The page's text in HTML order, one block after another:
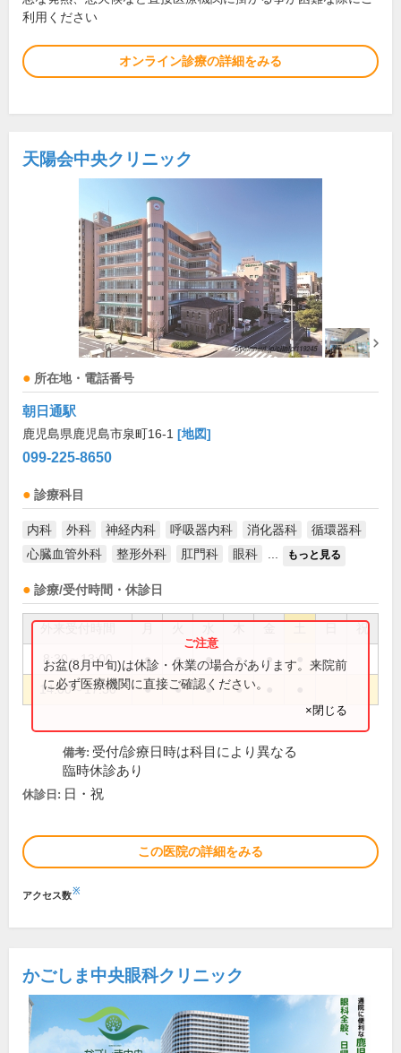
利用ください
オンライン診療の詳細をみる
天陽会中央クリニック
所在地・電話番号
朝日通駅
鹿児島県鹿児島市泉町16-1 [地図]
099-225-8650
診療科目
内科 外科 神経内科 呼吸器内科 消化器科
循環器科
心臓血管外科
整形外科 肛門科 眼科 もっと見る
診療/受付時間・休診日
祝
8:30～13:00 ● ● ● ● ●
14:00～17:30 ● ● ● ●
お盆(8月中旬)は休診・休業の場合があります。来院前
に必ず医療機関に直接ご確認ください。
×閉じる
備考: 受付/診療日時は科目により異なる
臨時休診あり
休診日: 日・祝
この医院の詳細をみる
アクセス数※
かごしま中央眼科クリニック